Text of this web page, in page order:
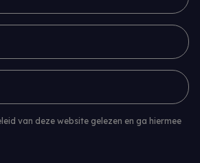
van deze website gelezen en ga hiermee